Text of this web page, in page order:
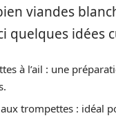
viandes
quelques idées
à l’ail : une
trompettes : idéal